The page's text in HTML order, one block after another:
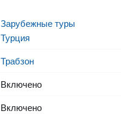
Зарубежные туры
Турция
Трабзон
Включено
Включено